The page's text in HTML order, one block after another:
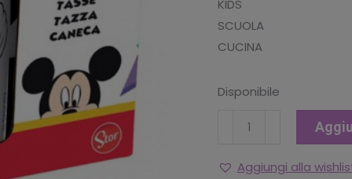
KIDS
SCUOLA
CUCINA
Disponibile
Tazza
ceramica
Aggiungi alla